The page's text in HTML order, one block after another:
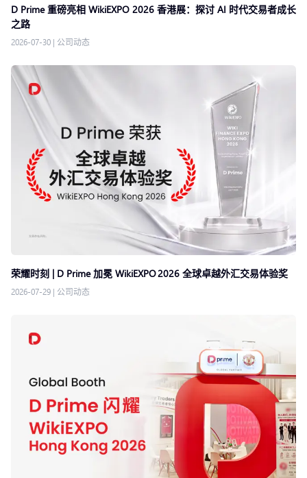
D Prime 重磅亮相 WikiEXPO 2026 香港展：探讨 AI 时代交易者成长
之路
2026-07-30 | 公司动态
荣耀时刻 | D Prime 加冕 WikiEXPO 2026 全球卓越外汇交易体验奖
2026-07-29 | 公司动态